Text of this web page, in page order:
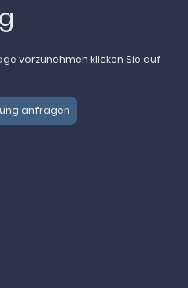
vorzunehmen klicken Sie auf
anfragen